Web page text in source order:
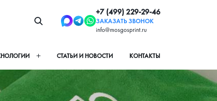
+7 (499) 229-29-46
ЗАКАЗАТЬ ЗВОНОК
info@mosgosprint.ru
СТАТЬИ И НОВОСТИ КОНТАКТЫ